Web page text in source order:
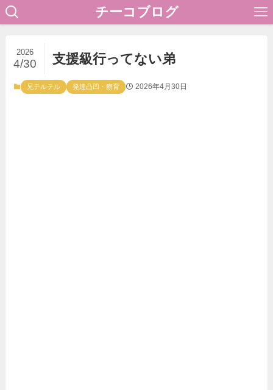
チーコブログ
支援級行ってない弟
2026
4/30
兄テルテル 発達凸凹・療育 2026年4月30日